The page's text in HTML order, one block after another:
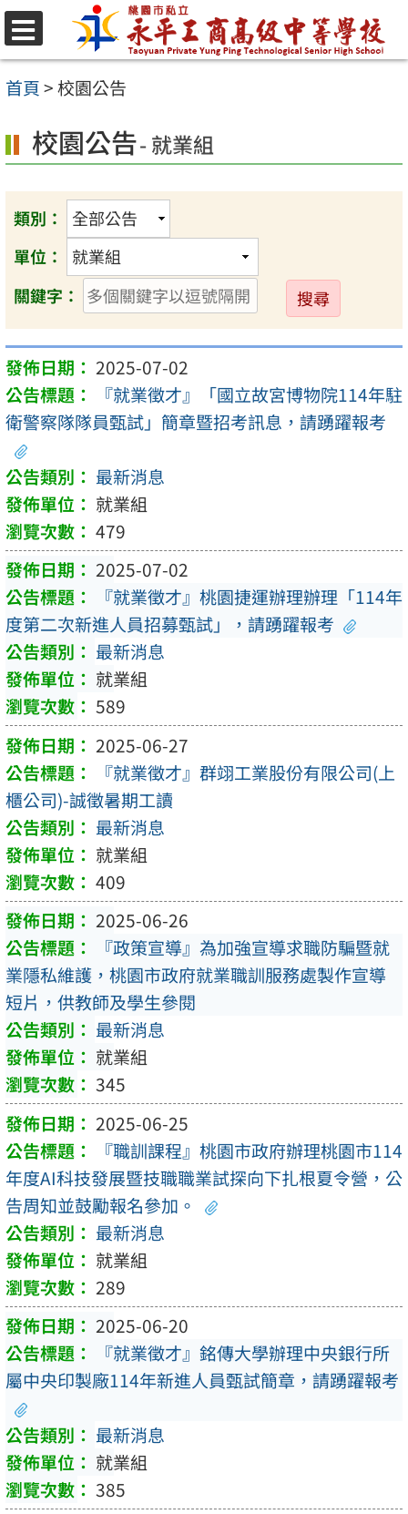
跳
至
主
內
容
首頁>校園公告
校園公告- 就業組
類別：
單位：
關鍵字：
送
出
2025-07-02
『就業徵才』「國立故宮博物院114年駐
衛警察隊隊員甄試」簡章暨招考訊息，請踴躍報考
最新消息
就業組
479
2025-07-02
『就業徵才』桃園捷運辦理辦理「114年
度第二次新進人員招募甄試」，請踴躍報考
最新消息
就業組
589
2025-06-27
『就業徵才』群翊工業股份有限公司(上
櫃公司)-誠徵暑期工讀
最新消息
就業組
409
2025-06-26
『政策宣導』為加強宣導求職防騙暨就
業隱私維護，桃園市政府就業職訓服務處製作宣導
短片，供教師及學生參閱
最新消息
就業組
345
2025-06-25
『職訓課程』桃園市政府辦理桃園市114
年度AI科技發展暨技職職業試探向下扎根夏令營，公
告周知並鼓勵報名參加。
最新消息
就業組
289
2025-06-20
『就業徵才』銘傳大學辦理中央銀行所
屬中央印製廠114年新進人員甄試簡章，請踴躍報考
最新消息
就業組
385
選
單